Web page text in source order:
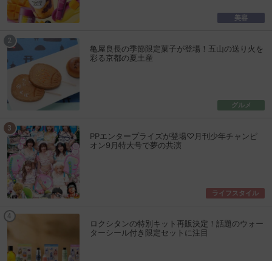
美容
亀屋良長の季節限定菓子が登場！五山の送り火を
彩る京都の夏土産
グルメ
PPエンタープライズが登場♡月刊少年チャンピ
オン9月特大号で夢の共演
ライフスタイル
ロクシタンの特別キット再販決定！話題のウォー
ターシール付き限定セットに注目